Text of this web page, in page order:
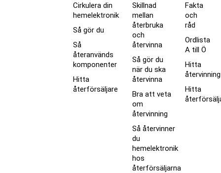
Cirkulera din
hemelektronik
Så gör du
Så
återanvänds
komponenter
Hitta
återförsäljare
Skillnad
mellan
återbruka
och
återvinna
Så gör du
när du ska
återvinna
Bra att veta
om
återvinning
Så återvinner
du
hemelektronik
hos
återförsäljarna
Fakta
och
råd
Ordlista
A till Ö
Hitta
Hitta